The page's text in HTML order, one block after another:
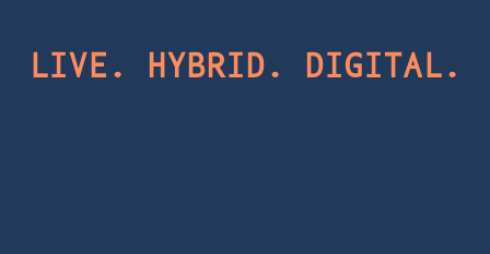
LIVE. HYBRID. DIGITAL.